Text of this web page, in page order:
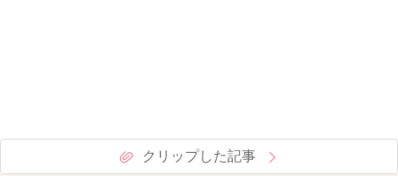
クリップした記事